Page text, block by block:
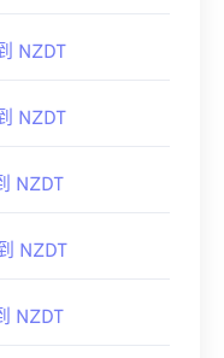
NZDT
NZDT
NZDT
NZDT
NZDT